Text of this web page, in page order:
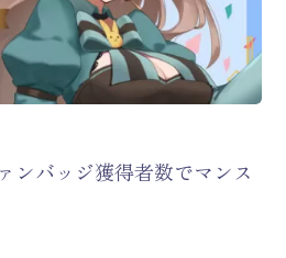
ンバッジ獲得者数でマンス